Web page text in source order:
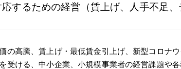
するための経営（賃上げ、人手不足
の高騰、賃上げ・最低賃金引上げ、新型コロナ
受ける、中小企業、小規模事業者の経営課題や